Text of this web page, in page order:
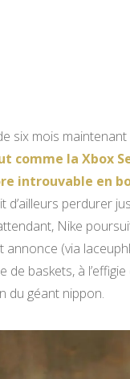
six mois
comme la Xbox
introuvable en
d’ailleurs perdurer
Nike
annonce (via
de baskets, à
du géant nippon.